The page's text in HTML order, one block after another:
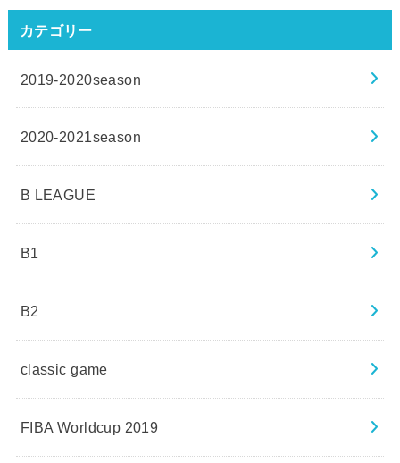
カテゴリー
2019-2020season
2020-2021season
B LEAGUE
B1
B2
classic game
FIBA Worldcup 2019